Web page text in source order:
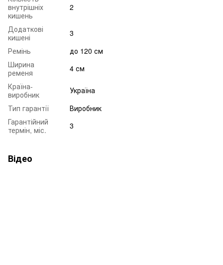
внутрішніх
кишень
2
Додаткові
кишені
3
Ремінь
до 120 см
Ширина
ременя
4 см
Країна-
виробник
Україна
Тип гарантії
Виробник
Гарантійний
термін, міс.
3
Відео